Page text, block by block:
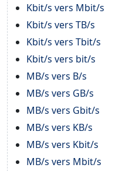
Kbit/s vers Mbit/s
Kbit/s vers TB/s
Kbit/s vers Tbit/s
Kbit/s vers bit/s
MB/s vers B/s
MB/s vers GB/s
MB/s vers Gbit/s
MB/s vers KB/s
MB/s vers Kbit/s
MB/s vers Mbit/s